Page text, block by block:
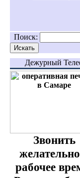
Поиск:
Дежурный
Звонить
рабочее